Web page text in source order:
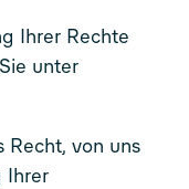
Ihrer Rechte
unter
Recht, von uns
Ihrer